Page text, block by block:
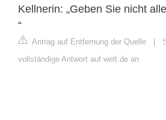
Kellnerin: „Geben Sie nicht
“
Antrag auf Entfernung der Quelle
vollständige Antwort auf welt.de an